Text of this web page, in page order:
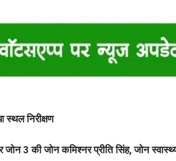
स्थल निरीक्षण
3 की जोन कमिश्नर प्रीति सिंह, जोन स्वास्थ्य